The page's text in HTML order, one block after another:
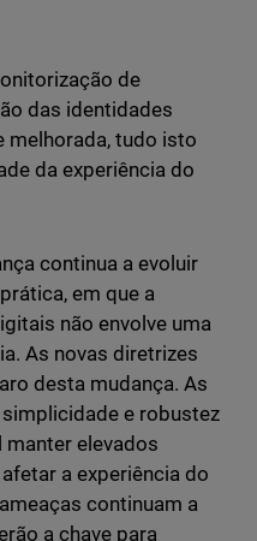
de
das identidades
tudo isto
da experiência do
continua a evoluir
em que a
não envolve uma
As novas diretrizes
desta mudança. As
e robustez
elevados
a experiência do
continuam a
a chave para